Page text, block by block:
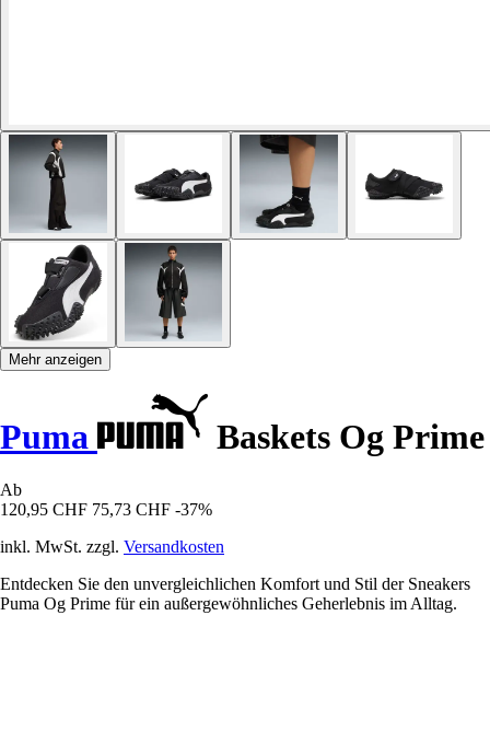
Mehr anzeigen
Puma Baskets Og Prime
Ab
120,95 CHF 75,73 CHF -37%
inkl. MwSt. zzgl. Versandkosten
Entdecken Sie den unvergleichlichen Komfort und Stil der Sneakers
Puma Og Prime für ein außergewöhnliches Geherlebnis im Alltag.